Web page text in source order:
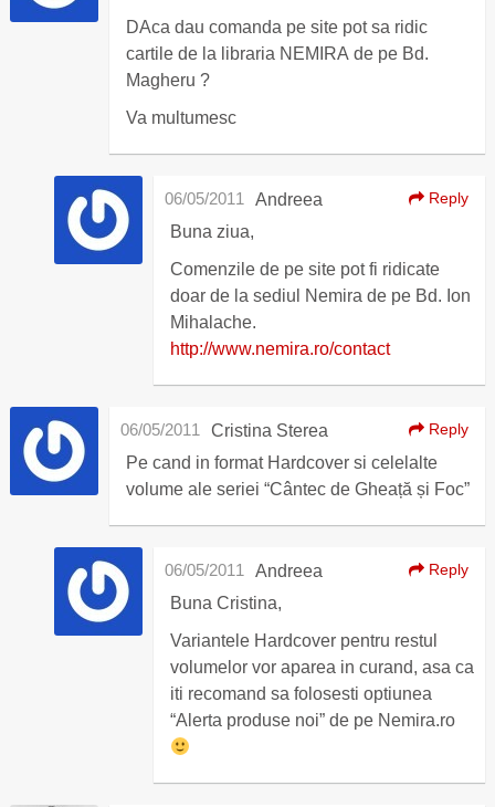
DAca dau comanda pe site pot sa ridic
cartile de la libraria NEMIRA de pe Bd.
Magheru ?
Va multumesc
Andreea
06/05/2011 Reply
Buna ziua,
Comenzile de pe site pot fi ridicate
doar de la sediul Nemira de pe Bd. Ion
Mihalache.
http://www.nemira.ro/contact
Cristina Sterea
06/05/2011 Reply
Pe cand in format Hardcover si celelalte
volume ale seriei “Cântec de Gheață și Foc”
Andreea
06/05/2011 Reply
Buna Cristina,
Variantele Hardcover pentru restul
volumelor vor aparea in curand, asa ca
iti recomand sa folosesti optiunea
“Alerta produse noi” de pe Nemira.ro